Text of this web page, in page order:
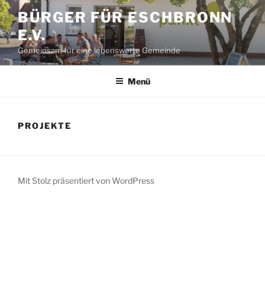
Zum
Inhalt
springen
BÜRGER FÜR ESCHBRONN
E.V.
Gemeinsam für eine lebenswerte Gemeinde
Menü
PROJEKTE
Mit Stolz präsentiert von WordPress